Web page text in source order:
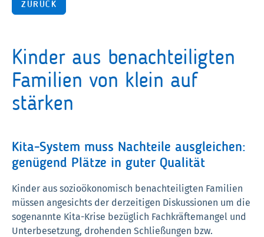
ZURÜCK
Kinder aus benachteiligten
Familien von klein auf
stärken
Kita-System muss Nachteile ausgleichen:
genügend Plätze in guter Qualität
Kinder aus sozioökonomisch benachteiligten Familien
müssen angesichts der derzeitigen Diskussionen um die
sogenannte Kita-Krise bezüglich Fachkräftemangel und
Unterbesetzung, drohenden Schließungen bzw.